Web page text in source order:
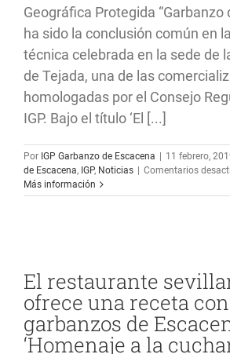
Geográfica Protegida “Garbanzo
ha sido la conclusión común en
técnica celebrada en la sede de
de Tejada, una de las
homologadas por el Consejo
IGP. Bajo el título ‘El [...]
Por IGP Garbanzo de Escacena | 11 febrero,
de Escacena, IGP, Noticias | Comentarios
Más información
El restaurante
ofrece una receta con
garbanzos de
‘Homenaje a la